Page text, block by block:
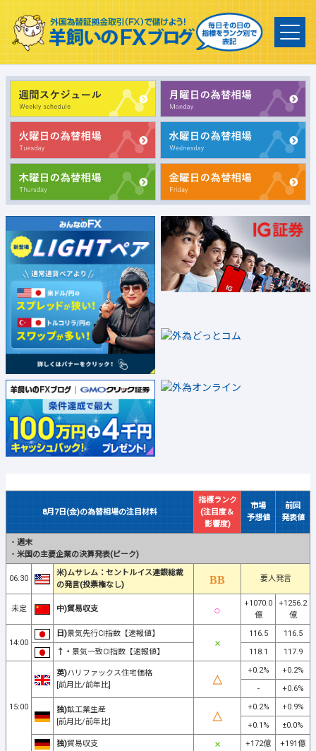
8月7日(金)の為替相場の注目材料
指標ランク
(注目度＆
影響度)
市場
予想値
前回
発表値
・ 週末
・ 米国の主要企業の決算発表(ピーク)
06:30
米)ムサレム：セントルイス連銀総裁
の発言(投票権なし)
要人発言
未定 中)貿易収支
+1070.0
億
+1256.2
億
14:00
日)景気先行CI指数【速報値】 116.5
116.5
↑・ 景気一致CI指数【速報値】 118.1 117.9
15:00
英)ハリファックス住宅価格
[前月比/前年比]
+0.2%
+0.2%
-
+0.6%
独)鉱工業生産
[前月比/前年比]
+0.2%
+0.9%
+0.1%
±0.0%
独)貿易収支 +172億 +191億